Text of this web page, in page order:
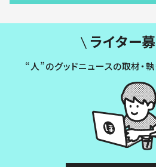
ライター募
“人”のグッドニュースの取材・